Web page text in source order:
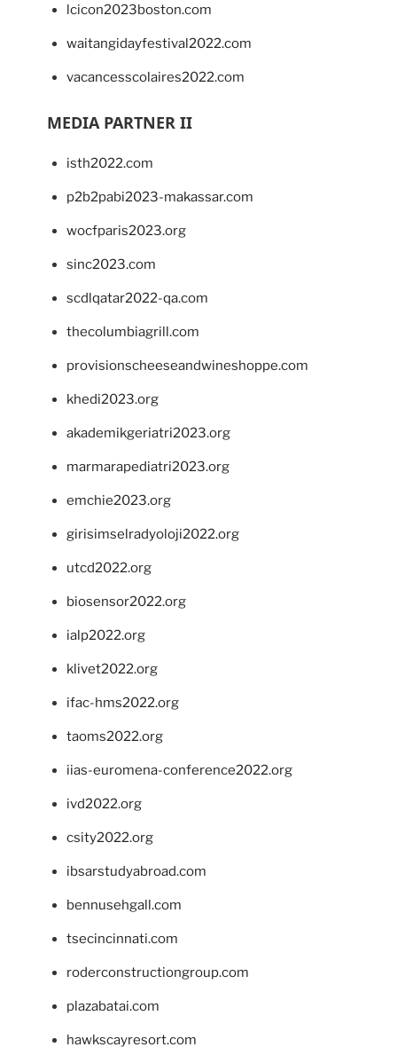
lcicon2023boston.com
waitangidayfestival2022.com
vacancesscolaires2022.com
MEDIA PARTNER II
isth2022.com
p2b2pabi2023-makassar.com
wocfparis2023.org
sinc2023.com
scdlqatar2022-qa.com
thecolumbiagrill.com
provisionscheeseandwineshoppe.com
khedi2023.org
akademikgeriatri2023.org
marmarapediatri2023.org
emchie2023.org
girisimselradyoloji2022.org
utcd2022.org
biosensor2022.org
ialp2022.org
klivet2022.org
ifac-hms2022.org
taoms2022.org
iias-euromena-conference2022.org
ivd2022.org
csity2022.org
ibsarstudyabroad.com
bennusehgall.com
tsecincinnati.com
roderconstructiongroup.com
plazabatai.com
hawkscayresort.com